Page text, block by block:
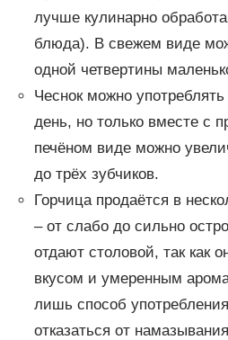
лучше кулинарно
блюда). В свежем виде
одной четвертины
Чеснок можно
день, но только вместе с
печёном виде можно
до трёх зубчиков.
Горчица продаётся в
– от слабо до сильно
отдают столовой, так как
вкусом и умеренным
лишь способ
отказаться от